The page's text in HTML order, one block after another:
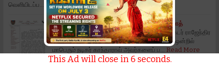
வெளியிடப்ப…
Read More
நண்பரும் சக நடிகருமான டாக்டர் ராஜேந்திர பிரசாத்
பத்திரிகை செய்தி நண்பரும் சக நடிகருமான டாக்டர் ராஜேந்திர
பிரசாத் அவர்களுக்கு, தற்போது தாங்கள் மேடை ஒன்றில்
மாபெரும் நடிகர் காந்தாராவ் அவர்களைப் ப…
Read More
This Ad will close in 5seconds.